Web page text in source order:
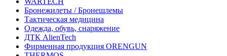
Бронежилеты / Бронешлемы
Тактическая медицина
Одежда, обувь, снаряжение
ДТК AlienTech
Фирменная продукция ORENGUN